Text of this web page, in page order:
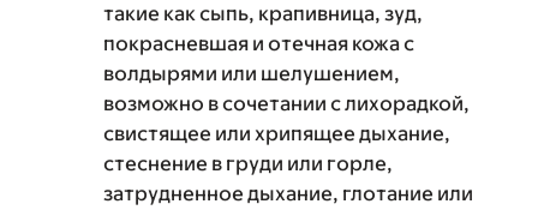
такие как сыпь, крапивница, зуд,
покрасневшая и отечная кожа с
волдырями или шелушением,
возможно в сочетании с лихорадкой,
свистящее или хрипящее дыхание,
стеснение в груди или горле,
затрудненное дыхание, глотание или